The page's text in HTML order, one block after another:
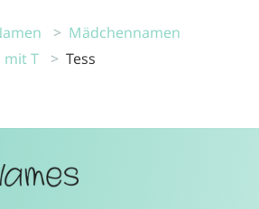
Mädchennamen
mit T
Tess